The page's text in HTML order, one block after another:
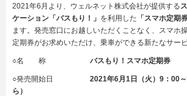
2021年6月より、ウェルネット株式会社が提供する
ケーション「バスもり！」 を利用した 「スマホ定期券
ます。発売窓口にお越しいただくことなく、スマホ
定期券がお求めいただけ、乗車ができる新たなサービ
○名 称 バスもり！スマホ定期券
○発売開始日 2021年6月1日（火） 9 ： 00
ら）